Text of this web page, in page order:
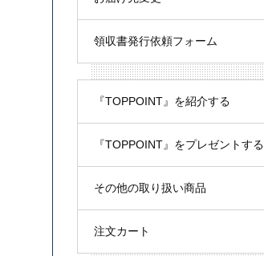
領収書発行依頼フォーム
『TOPPOINT』を紹介する
『TOPPOINT』をプレゼントする
その他の取り扱い商品
注文カート